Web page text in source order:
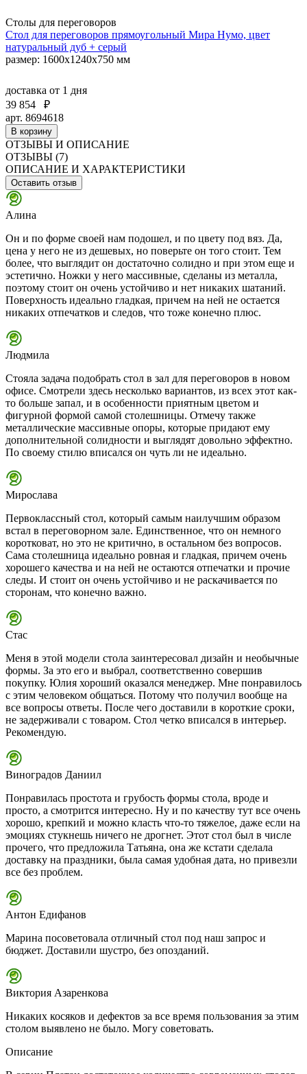
Столы для переговоров
Стол для переговоров прямоугольный Мира Нумо, цвет
натуральный дуб + серый
размер: 1600x1240x750 мм
доставка от 1 дня
39 854
₽
арт. 8694618
В корзину
ОТЗЫВЫ И ОПИСАНИЕ
ОТЗЫВЫ (7)
ОПИСАНИЕ И ХАРАКТЕРИСТИКИ
Оставить отзыв
Алина
Он и по форме своей нам подошел, и по цвету под вяз. Да,
цена у него не из дешевых, но поверьте он того стоит. Тем
более, что выглядит он достаточно солидно и при этом еще и
эстетично. Ножки у него массивные, сделаны из металла,
поэтому стоит он очень устойчиво и нет никаких шатаний.
Поверхность идеально гладкая, причем на ней не остается
никаких отпечатков и следов, что тоже конечно плюс.
Людмила
Стояла задача подобрать стол в зал для переговоров в новом
офисе. Смотрели здесь несколько вариантов, из всех этот как-
то больше запал, и в особенности приятным цветом и
фигурной формой самой столешницы. Отмечу также
металлические массивные опоры, которые придают ему
дополнительной солидности и выглядят довольно эффектно.
По своему стилю вписался он чуть ли не идеально.
Мирослава
Первоклассный стол, который самым наилучшим образом
встал в переговорном зале. Единственное, что он немного
коротковат, но это не критично, в остальном без вопросов.
Сама столешница идеально ровная и гладкая, причем очень
хорошего качества и на ней не остаются отпечатки и прочие
следы. И стоит он очень устойчиво и не раскачивается по
сторонам, что конечно важно.
Стас
Меня в этой модели стола заинтересовал дизайн и необычные
формы. За это его и выбрал, соответственно совершив
покупку. Юлия хороший оказался менеджер. Мне понравилось
с этим человеком общаться. Потому что получил вообще на
все вопросы ответы. После чего доставили в короткие сроки,
не задерживали с товаром. Стол четко вписался в интерьер.
Рекомендую.
Виноградов Даниил
Понравилась простота и грубость формы стола, вроде и
просто, а смотрится интересно. Ну и по качеству тут все очень
хорошо, крепкий и можно класть что-то тяжелое, даже если на
эмоциях стукнешь ничего не дрогнет. Этот стол был в числе
прочего, что предложила Татьяна, она же кстати сделала
доставку на праздники, была самая удобная дата, но привезли
все без проблем.
Антон Едифанов
Марина посоветовала отличный стол под наш запрос и
бюджет. Доставили шустро, без опозданий.
Виктория Азаренкова
Никаких косяков и дефектов за все время пользования за этим
столом выявлено не было. Могу советовать.
Описание